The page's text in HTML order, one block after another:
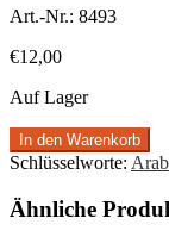
Art.-Nr.: 8493
€12,00
Auf Lager
In den Warenkorb
Schlüsselworte:
Ähnliche